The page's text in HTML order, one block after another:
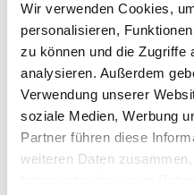
Wir verwenden Cookies,
personalisieren,
zu können und die Zugriffe
analysieren. Außerdem
Verwendung unserer
soziale Medien, Werbung
Partner führen diese
weiteren Daten
Kontakt
Café Rest. Patriarch
Hauptstraße 32
39019
Dorf Tirol
info@patriarch.it
www.patriarch.it